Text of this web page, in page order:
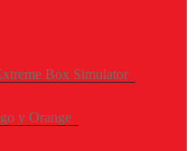
Box Simulator
y Orange